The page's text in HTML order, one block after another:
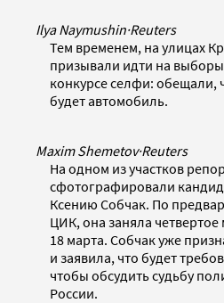
Ilya Naymushin·Reuters
Тем временем, на улицах
призывали идти на выборы
конкурсе селфи: обещали,
будет автомобиль.
Maxim Shemetov·Reuters
На одном из участков
сфотографировали
Ксению Собчак. По
ЦИК, она заняла
18 марта. Собчак уже
и заявила, что будет
чтобы обсудить судьбу
России.